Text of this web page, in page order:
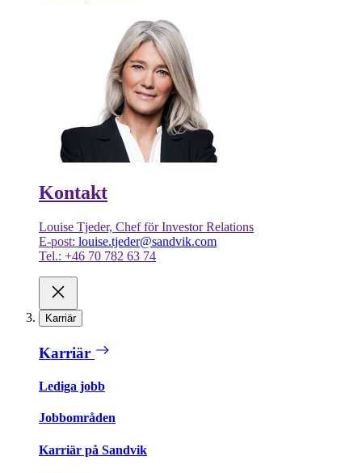
Kontakt
Louise Tjeder, Chef för Investor Relations
E-post: louise.tjeder@sandvik.com
Tel.: +46 70 782 63 74
Karriär
Karriär
Lediga jobb
Jobbområden
Karriär på Sandvik